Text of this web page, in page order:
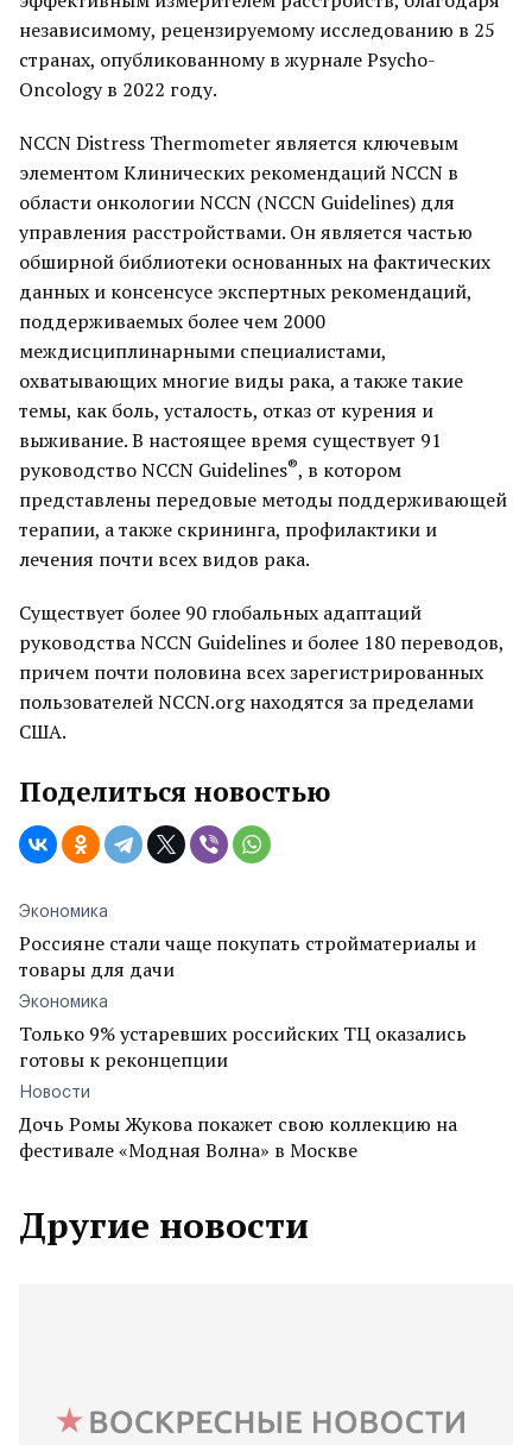
независимому, рецензируемому исследованию в 25
странах, опубликованному в журнале Psycho-
Oncology в 2022 году.
NCCN Distress Thermometer является ключевым
элементом Клинических рекомендаций NCCN в
области онкологии NCCN (NCCN Guidelines) для
управления расстройствами. Он является частью
обширной библиотеки основанных на фактических
данных и консенсусе экспертных рекомендаций,
поддерживаемых более чем 2000
междисциплинарными специалистами,
охватывающих многие виды рака, а также такие
темы, как боль, усталость, отказ от курения и
выживание. В настоящее время существует 91
руководство NCCN Guidelines®, в котором
представлены передовые методы поддерживающей
терапии, а также скрининга, профилактики и
лечения почти всех видов рака.
Существует более 90 глобальных адаптаций
руководства NCCN Guidelines и более 180 переводов,
причем почти половина всех зарегистрированных
пользователей NCCN.org находятся за пределами
США.
Поделиться новостью
Экономика
Россияне стали чаще покупать стройматериалы и
товары для дачи
Экономика
Только 9% устаревших российских ТЦ оказались
готовы к реконцепции
Новости
Дочь Ромы Жукова покажет свою коллекцию на
фестивале «Модная Волна» в Москве
Другие новости